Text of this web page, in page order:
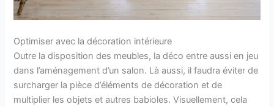
Optimiser avec la décoration intérieure
Outre la disposition des meubles, la déco entre aussi en jeu
dans l’aménagement d’un salon. Là aussi, il faudra éviter de
surcharger la pièce d’éléments de décoration et de
multiplier les objets et autres babioles. Visuellement, cela